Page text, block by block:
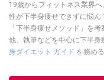
19歳からフィットネス業界
性が下半身痩せできずに悩ん
「下半身痩せメソッド」を
他、執筆などを中心に下半身
身ダイエット ガイド を務める